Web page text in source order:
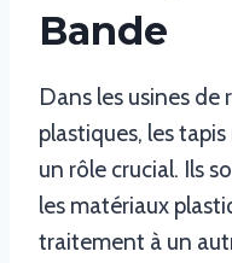
Bande
Dans les usines de
plastiques, les
un rôle crucial. Ils
les matériaux
traitement à un